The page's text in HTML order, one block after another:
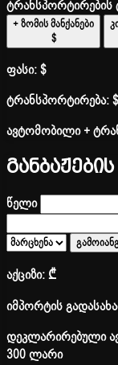
ტრანსპორტირების
+ ზომის მანქანები
$
ფასი:$
ტრანსპორტირება:$
ავტომობილი +
წელი
აქციზი:₾
იმპორტის
დეკლარირებული
300 ლარი